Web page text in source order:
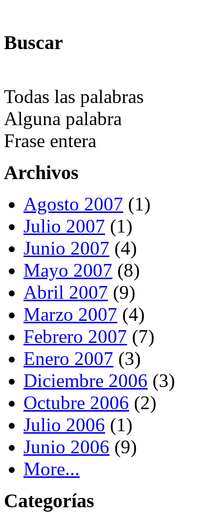
Buscar
Todas las palabras
Alguna palabra
Frase entera
Archivos
Agosto 2007 (1)
Julio 2007 (1)
Junio 2007 (4)
Mayo 2007 (8)
Abril 2007 (9)
Marzo 2007 (4)
Febrero 2007 (7)
Enero 2007 (3)
Diciembre 2006 (3)
Octubre 2006 (2)
Julio 2006 (1)
Junio 2006 (9)
More...
Categorías